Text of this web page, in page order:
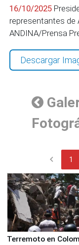
16/10/2025
representantes de
ANDINA/Prensa
Descargar
chevron_left 1
Terremoto en